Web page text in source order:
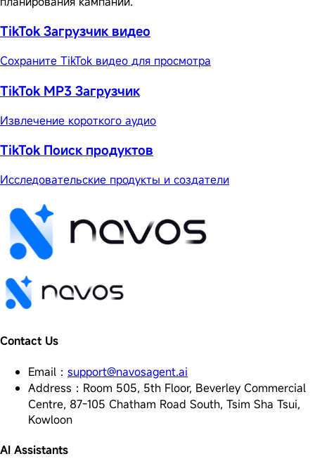
TikTok Загрузчик видео
Сохраните TikTok видео для просмотра
TikTok MP3 Загрузчик
Извлечение короткого аудио
TikTok Поиск продуктов
Исследовательские продукты и создатели
Contact Us
Email ： support@navosagent.ai
Address ： Room 505, 5th Floor, Beverley Commercial
Centre, 87-105 Chatham Road South, Tsim Sha Tsui,
Kowloon
AI Assistants